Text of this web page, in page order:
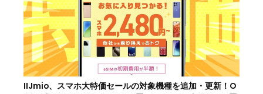
IIJmio、スマホ大特価セールの対象機種を追加・更新！O